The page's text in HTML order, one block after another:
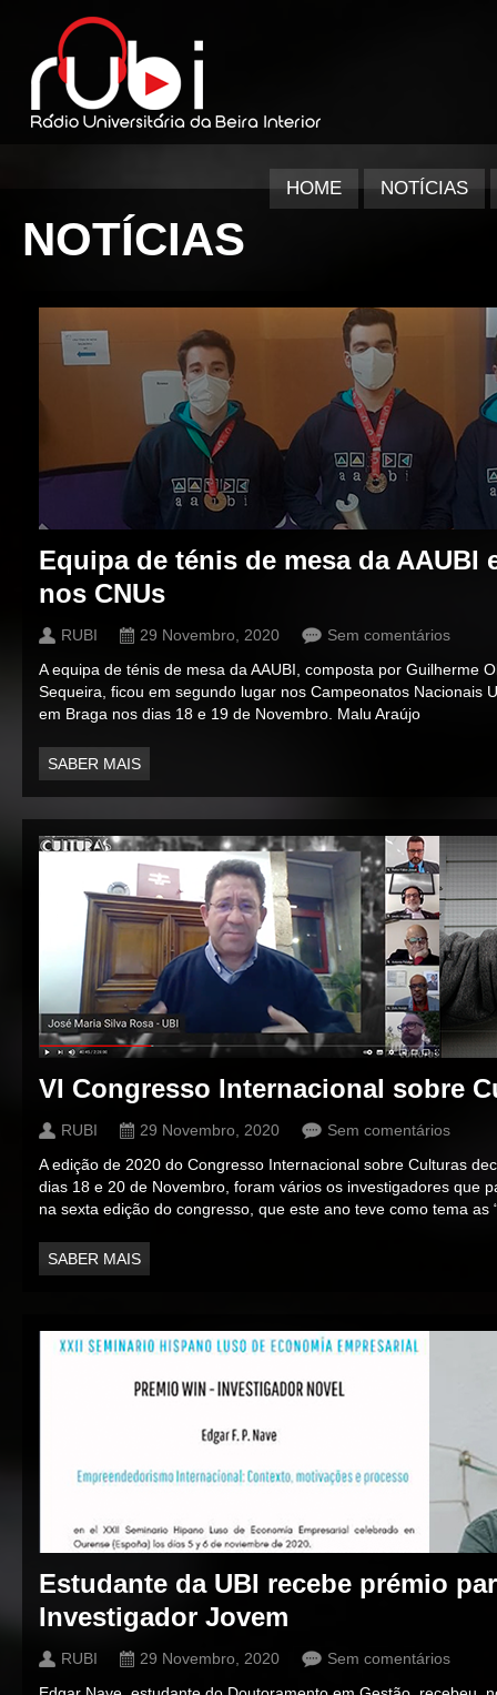
HOME NOTÍCIAS
NOTÍCIAS
Equipa de ténis de mesa da AAUBI
nos CNUs
RUBI 29 Novembro, 2020
Sem comentários
A equipa de ténis de mesa da AAUBI, composta por Guilherme
Sequeira, ficou em segundo lugar nos Campeonatos Nacionais
em Braga nos dias 18 e 19 de Novembro. Malu Araújo
SABER MAIS
VI Congresso Internacional sobre
RUBI 29 Novembro, 2020
Sem comentários
A edição de 2020 do Congresso Internacional sobre Culturas
dias 18 e 20 de Novembro, foram vários os investigadores que
na sexta edição do congresso, que este ano teve como tema
SABER MAIS
Estudante da UBI recebe prémio
Investigador Jovem
RUBI 29 Novembro, 2020
Sem comentários